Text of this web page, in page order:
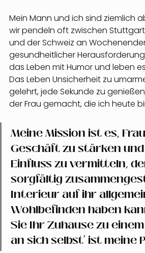
Mein Mann und ich sind ziemlich
wir pendeln oft zwischen
und der Schweiz an
gesundheitlicher
das Leben mit Humor und leben
Das Leben Unsicherheit zu
gelehrt, jede Sekunde zu
der Frau gemacht, die ich heute
Meine Mission ist es,
Geschäft zu stärken
Einfluss zu vermitteln,
sorgfältig
Interieur auf ihr
Wohlbefinden haben
Sie Ihr Zuhause zu
an sich selbst' ist meine